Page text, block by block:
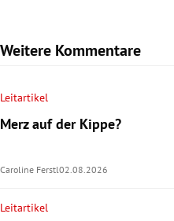
Weitere Kommentare
Leitartikel
Merz auf der Kippe?
Caroline Ferstl02.08.2026
Leitartikel